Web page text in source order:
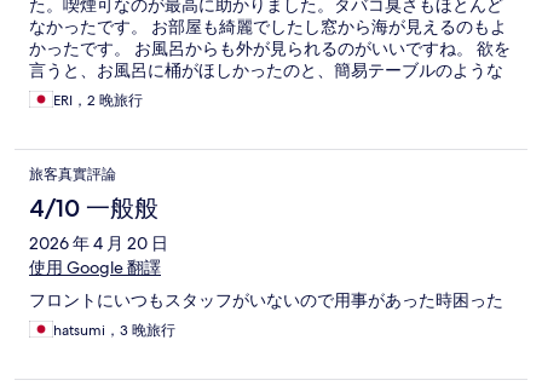
た。喫煙可なのが最高に助かりました。タバコ臭さもほとんど
なかったです。 お部屋も綺麗でしたし窓から海が見えるのもよ
かったです。 お風呂からも外が見られるのがいいですね。 欲を
言うと、お風呂に桶がほしかったのと、簡易テーブルのような
ものがあればよかったなと思いました。
ERI，2 晚旅行
旅客真實評論
4/10 一般般
2026 年 4 月 20 日
使用 Google 翻譯
フロントにいつもスタッフがいないので用事があった時困った
hatsumi，3 晚旅行